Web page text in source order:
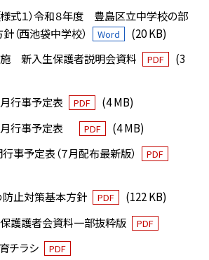
式１）令和８年度 豊島区立中学校の部
（西池袋中学校）
Word
(20 KB)
施 新入生保護者説明会資料
PDF
(3
行事予定表
PDF
(4 MB)
行事予定表
PDF
(4 MB)
予定表（７月配布最新版）
PDF
防止対策基本方針
PDF
(122 KB)
護護者会資料一部抜粋版
PDF
チラシ PDF